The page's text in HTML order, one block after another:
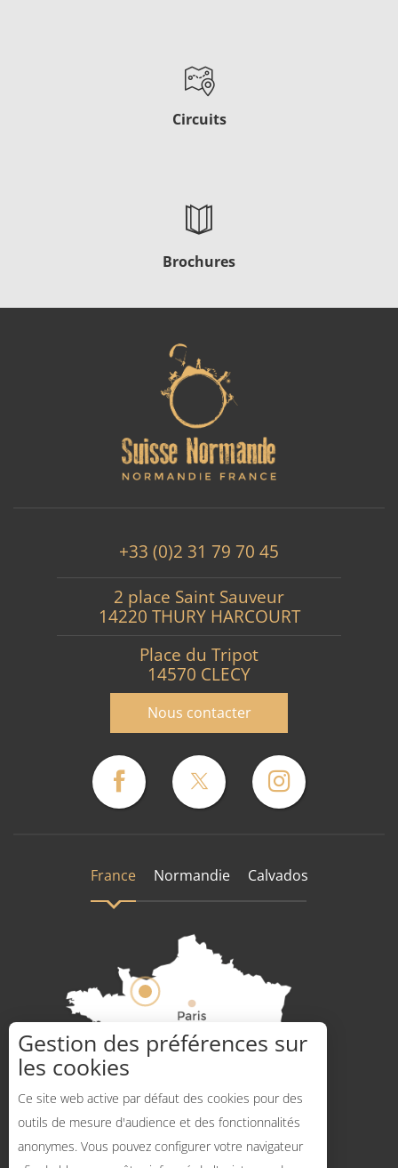
Circuits
Brochures
+33 (0)2 31 79 70 45
2 place Saint Sauveur
14220 THURY HARCOURT
Place du Tripot
14570 CLECY
Nous contacter
France Normandie Calvados
Gestion des préférences sur
les cookies
Ce site web active par défaut des cookies pour des
outils de mesure d'audience et des fonctionnalités
anonymes. Vous pouvez configurer votre navigateur